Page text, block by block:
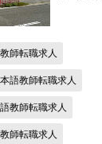
師転職求人
語教師転職求人
教師転職求人
師転職求人